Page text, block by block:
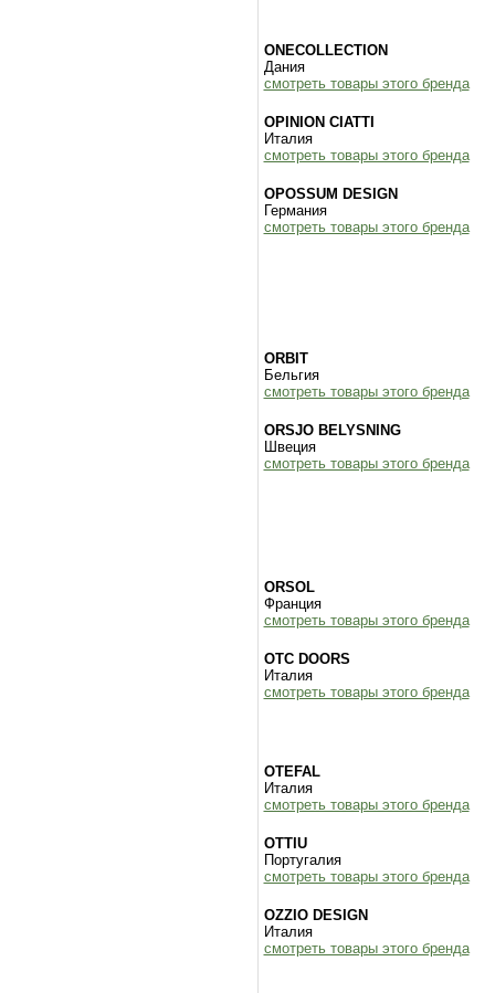
ONECOLLECTION
Дания
смотреть товары этого бренда
OPINION CIATTI
Италия
смотреть товары этого бренда
OPOSSUM DESIGN
Германия
смотреть товары этого бренда
ORBIT
Бельгия
смотреть товары этого бренда
ORSJO BELYSNING
Швеция
смотреть товары этого бренда
ORSOL
Франция
смотреть товары этого бренда
OTC DOORS
Италия
смотреть товары этого бренда
OTEFAL
Италия
смотреть товары этого бренда
OTTIU
Португалия
смотреть товары этого бренда
OZZIO DESIGN
Италия
смотреть товары этого бренда